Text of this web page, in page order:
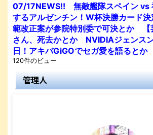
07/17NEWS!! 無敵艦隊スペイン vs
するアルゼンチン！W杯決勝カード
範改正案が参院特別委で可決とか 【
さん、死去かとか NVIDIAジェンス
日！アキバGiGOでセガ愛を語るとか
120件のビュー
管理人